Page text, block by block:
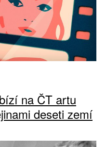
na ČT artu
deseti zemí